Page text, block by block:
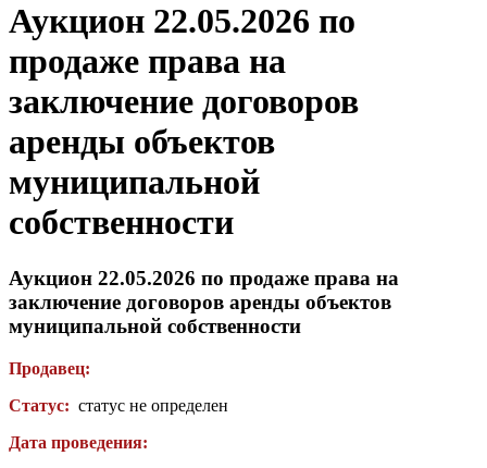
Аукцион 22.05.2026 по
продаже права на
заключение договоров
аренды объектов
муниципальной
собственности
Аукцион 22.05.2026 по продаже права на
заключение договоров аренды объектов
муниципальной собственности
Продавец:
Статус: статус не определен
Дата проведения: